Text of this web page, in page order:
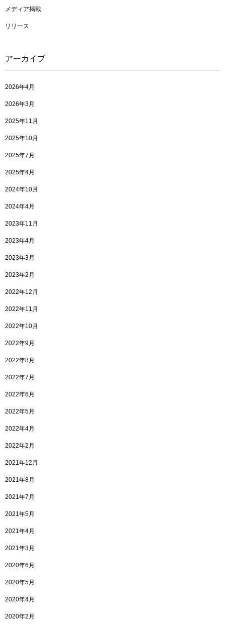
メディア掲載
リリース
アーカイブ
2026年4月
2026年3月
2025年11月
2025年10月
2025年7月
2025年4月
2024年10月
2024年4月
2023年11月
2023年4月
2023年3月
2023年2月
2022年12月
2022年11月
2022年10月
2022年9月
2022年8月
2022年7月
2022年6月
2022年5月
2022年4月
2022年2月
2021年12月
2021年8月
2021年7月
2021年5月
2021年4月
2021年3月
2020年6月
2020年5月
2020年4月
2020年2月